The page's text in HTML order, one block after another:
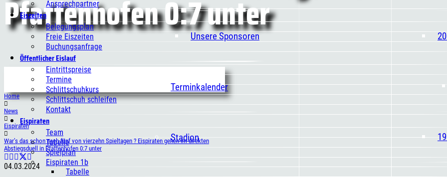
Unsere Sponsoren
Terminkalender
Stadion
Ansprechpartner
Eiszeiten
Belegungsplan
Freie Eiszeiten
Buchungsanfrage
Öffentlicher Eislauf
Eintrittspreise
Termine
Schlittschuhkurs
Schlittschuh schleifen
Kontakt
Eispiraten
Team
Tabelle
Spielplan
Eispiraten 1b
Tabelle
Pfaffenhofen 0:7 unter
Home
News
Eispiraten
War’s das schon nach fünf von vierzehn Spieltagen ? Eispiraten gehen im direkten
Abstiegsduell in Pfaffenhofen 0:7 unter
04.03.2024